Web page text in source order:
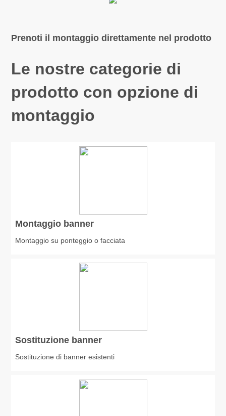
Prenoti il montaggio direttamente nel prodotto
Le nostre categorie di
prodotto con opzione di
montaggio
Montaggio banner
Montaggio su ponteggio o facciata
Sostituzione banner
Sostituzione di banner esistenti